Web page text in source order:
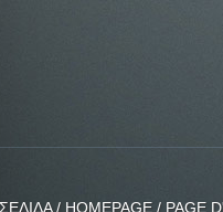
/ HOMEPAGE / PAGE